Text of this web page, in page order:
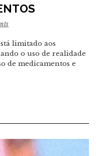
limitado aos
o uso de realidade
de medicamentos e